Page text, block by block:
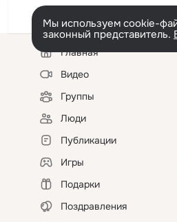
Мы используем cookie-
законный представитель.
Левая
колонкаГлавная
Видео
Группы
Люди
Публикации
Игры
Подарки
Поздравления